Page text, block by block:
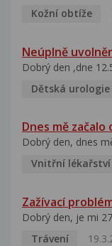
Kožní obtíže
Neúplně
Dobrý den ,dne
Dětská urologie
Dnes mě
Dobrý den, dnes
Vnitřní lékařství
Zažívací
Dobrý den, je mi
Trávení